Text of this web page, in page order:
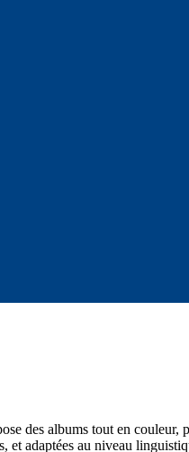
des albums tout en couleur,
et adaptées au niveau